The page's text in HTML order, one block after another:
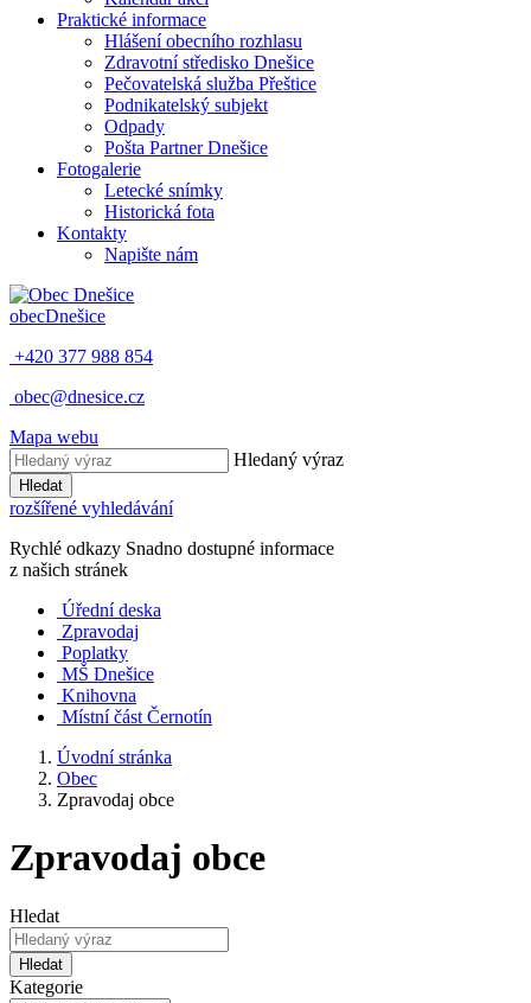
Praktické informace
Hlášení obecního rozhlasu
Zdravotní středisko Dnešice
Pečovatelská služba Přeštice
Podnikatelský subjekt
Odpady
Pošta Partner Dnešice
Fotogalerie
Letecké snímky
Historická fota
Kontakty
Napište nám
obecDnešice
+420 377 988 854
obec@dnesice.cz
Mapa webu
Hledaný výraz
Hledat
rozšířené vyhledávání
Rychlé odkazy Snadno dostupné informace
z našich stránek
Úřední deska
Zpravodaj
Poplatky
MŠ Dnešice
Knihovna
Místní část Černotín
Úvodní stránka
Obec
Zpravodaj obce
Zpravodaj obce
Hledat
Hledat
Kategorie